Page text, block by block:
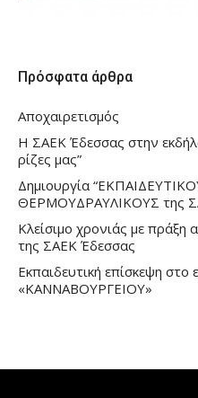
Πρόσφατα άρθρα
Αποχαιρετισμός
Η ΣΑΕΚ Έδεσσας στην
ρίζες μας”
Δημιουργία
ΘΕΡΜΟΥΔΡΑΥΛΙΚΟΥΣ της
Κλείσιμο χρονιάς με
της ΣΑΕΚ Έδεσσας
Εκπαιδευτική επίσκεψη στο
«ΚΑΝΝΑΒΟΥΡΓΕΙΟΥ»